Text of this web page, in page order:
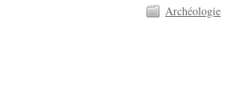
Archéologie